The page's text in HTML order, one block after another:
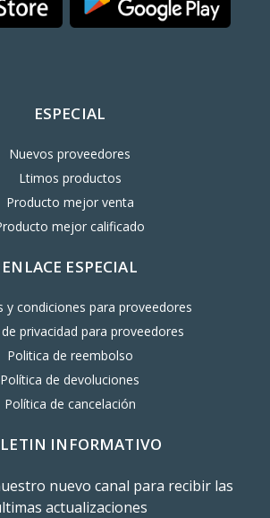
ESPECIAL
Nuevos proveedores
Ltimos productos
Producto mejor venta
mejor calificado
ENLACE ESPECIAL
y condiciones para proveedores
privacidad para proveedores
Politica de reembolso
Política de devoluciones
Política de cancelación
INFORMATIVO
nuevo canal para recibir las
actualizaciones